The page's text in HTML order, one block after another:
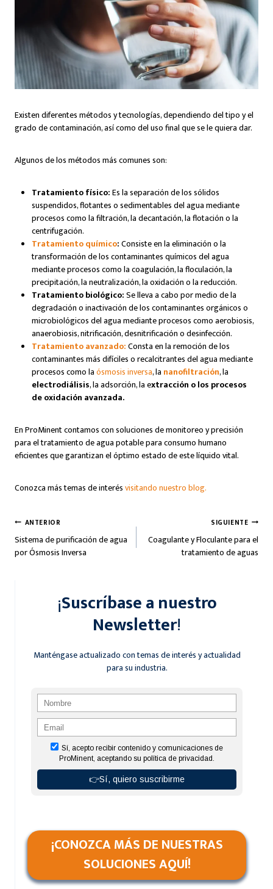
Existen diferentes métodos y tecnologías, dependiendo del tipo y el
grado de contaminación, así como del uso final que se le quiera dar.
Algunos de los métodos más comunes son:
Tratamiento físico:Es la separación de los sólidos
suspendidos, flotantes o sedimentables del agua mediante
procesos como la filtración, la decantación, la flotación o la
centrifugación.
Tratamiento químico:Consiste en la eliminación o la
transformación de los contaminantes químicos del agua
mediante procesos como la coagulación, la floculación, la
precipitación, la neutralización, la oxidación o la reducción.
Tratamiento biológico:Se lleva a cabo por medio de la
degradación o inactivación de los contaminantes orgánicos o
microbiológicos del agua mediante procesos como aerobiosis,
anaerobiosis, nitrificación, desnitrificación o desinfección.
Tratamiento avanzado:Consta en la remoción de los
contaminantes más difíciles o recalcitrantes del agua mediante
procesos como laósmosis inversa, la nanofiltración, la
electrodiálisis, la adsorción, la extracción o los procesos
de oxidación avanzada.
En ProMinent contamos con soluciones de monitoreo y precisión
para el tratamiento de agua potable para consumo humano
eficientes que garantizan el óptimo estado de este líquido vital.
Conozca más temas de interésvisitando nuestro blog.
Navegación
de
ANTERIOR
Sistema de purificación de agua
por Ósmosis Inversa
SIGUIENTE
Coagulante y Floculante para el
tratamiento de aguas
¡Suscríbase a nuestro
Newsletter!
Manténgase actualizado con temas de interés y actualidad
para su industria.
¡CONOZCA MÁS DE NUESTRAS
SOLUCIONES AQUÍ!